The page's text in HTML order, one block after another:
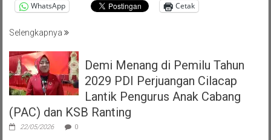
WhatsApp Cetak
Selengkapnya
Demi Menang di Pemilu Tahun
2029 PDI Perjuangan Cilacap
Lantik Pengurus Anak Cabang
(PAC) dan KSB Ranting
22/05/2026 0